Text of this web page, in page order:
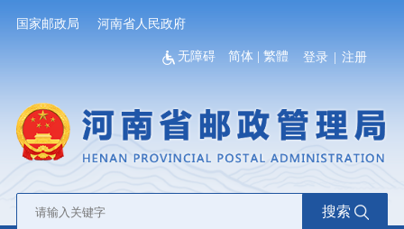
国家邮政局 河南省人民政府
无障碍 简体 |繁體 登录 注册
搜索